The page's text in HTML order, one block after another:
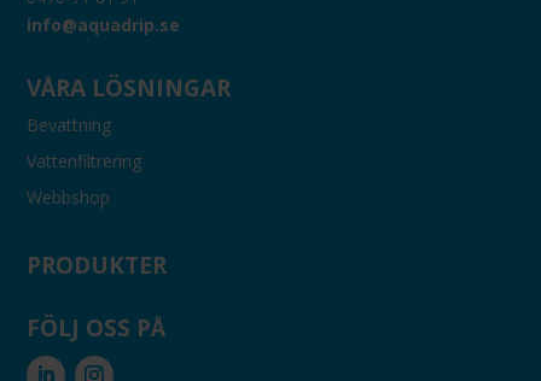
info@aquadrip.se
VÅRA LÖSNINGAR
Bevattning
Vattenfiltrering
Webbshop
PRODUKTER
FÖLJ OSS PÅ